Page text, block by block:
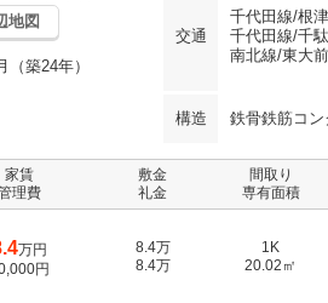
地図
交通
千代田線/根
千代田線/千
南北線/東大
（築24年）
構造 鉄骨鉄筋コ
家賃
理費
敷金
礼金
間取り
専有面積
万円
円
8.4万
8.4万
1K
20.02㎡